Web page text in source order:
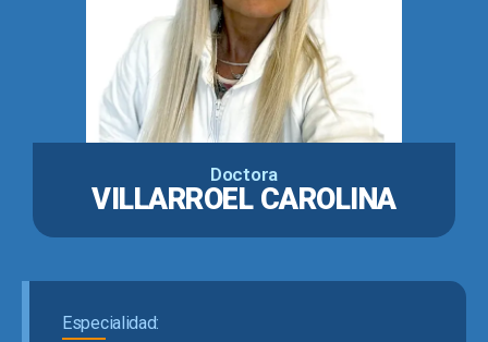
Doctora
VILLARROEL CAROLINA
Especialidad: